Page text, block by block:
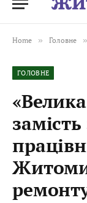
Home » Головне »
ГОЛОВНЕ